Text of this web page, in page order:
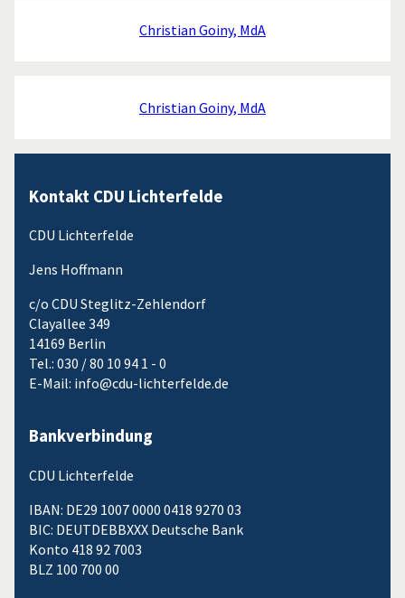
Christian Goiny, MdA
Christian Goiny, MdA
Kontakt CDU Lichterfelde
CDU Lichterfelde
Jens Hoffmann
c/o CDU Steglitz-Zehlendorf
Clayallee 349
14169 Berlin
Tel.: 030 / 80 10 94 1 - 0
E-Mail: info@cdu-lichterfelde.de
Bankverbindung
CDU Lichterfelde
IBAN: DE29 1007 0000 0418 9270 03
BIC: DEUTDEBBXXX Deutsche Bank
Konto 418 92 7003
BLZ 100 700 00